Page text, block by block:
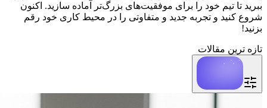
ببرید تا تیم خود را برای موفقیت‌های بزرگ‌تر آماده سازید. اکنون
شروع کنید و تجربه جدید و متفاوتی را در محیط کاری خود رقم
بزنید!
تازه ترین مقالات